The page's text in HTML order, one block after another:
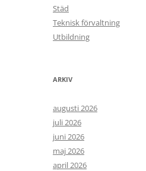
Städ
Teknisk förvaltning
Utbildning
ARKIV
augusti 2026
juli 2026
juni 2026
maj 2026
april 2026